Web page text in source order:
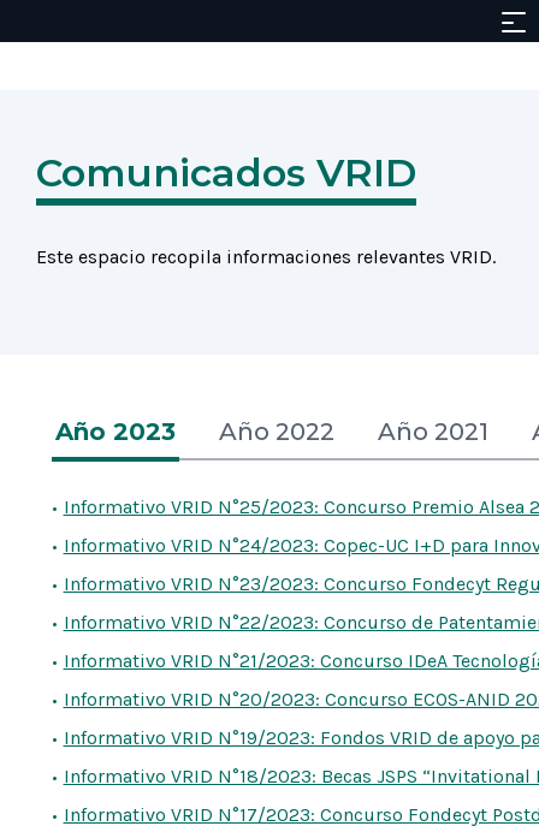
Comunicados VRID
Este espacio recopila informaciones relevantes VRID.
Año 2023 Año 2022 Año 2021
Informativo VRID N°25/2023: Concurso Premio Alsea
Informativo VRID N°24/2023: Copec-UC I+D para
Informativo VRID N°23/2023: Concurso Fondecyt
Informativo VRID N°22/2023: Concurso de
Informativo VRID N°21/2023: Concurso IDeA
Informativo VRID N°20/2023: Concurso ECOS-ANID
Informativo VRID N°19/2023: Fondos VRID de apoyo
Informativo VRID N°18/2023: Becas JSPS
Informativo VRID N°17/2023: Concurso Fondecyt